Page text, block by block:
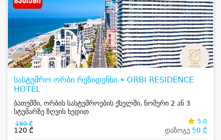
სასტუმრო ორბი რეზიდენსი • ORBI RESIDENCE
HOTEL
ბათუმში, ორბის სასტუმროების ქსელში, ნომერი 2 ან 3
სტუმარზე ზღვის ხედით
180 ₾
120 ₾
5.0
დაზოგე 50 ₾